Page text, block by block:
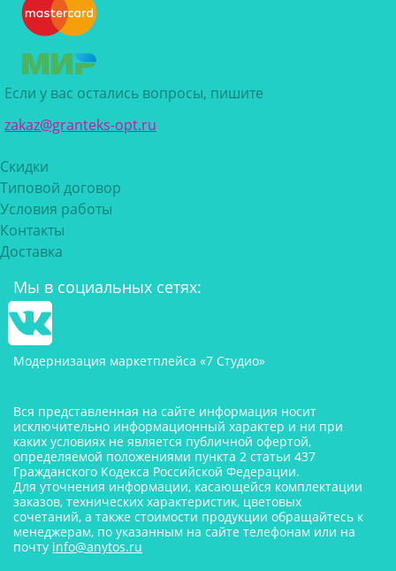
Если у вас остались вопросы, пишите
zakaz@granteks-opt.ru
Скидки
Типовой договор
Условия работы
Контакты
Доставка
Мы в социальных сетях:
Модернизация маркетплейса «7 Студио»
Вся представленная на сайте информация носит
исключительно информационный характер и ни при
каких условиях не является публичной офертой,
определяемой положениями пункта 2 статьи 437
Гражданского Кодекса Российской Федерации.
Для уточнения информации, касающейся комплектации
заказов, технических характеристик, цветовых
сочетаний, а также стоимости продукции обращайтесь к
менеджерам, по указанным на сайте телефонам или на
почту info@anytos.ru